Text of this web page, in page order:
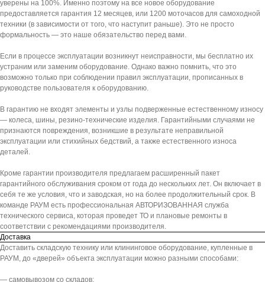
уверены на 100%. Именно поэтому на все новое оборудование
предоставляется гарантия 12 месяцев, или 1200 моточасов для самоходной
техники (в зависимости от того, что наступит раньше). Это не просто
формальность — это наше обязательство перед вами.
Если в процессе эксплуатации возникнут неисправности, мы бесплатно их
устраним или заменим оборудование. Однако важно помнить, что это
возможно только при соблюдении правил эксплуатации, прописанных в
руководстве пользователя к оборудованию.
В гарантию не входят элементы и узлы подверженные естественному износу
— колеса, шины, резино-технические изделия. Гарантийными случаями не
признаются повреждения, возникшие в результате неправильной
эксплуатации или стихийных бедствий, а также естественного износа
деталей.
Кроме гарантии производителя предлагаем расширенный пакет
гарантийного обслуживания сроком от года до нескольких лет. Он включает в
себя те же условия, что и заводская, но на более продолжительный срок. В
команде РАУМ есть профессиональная АВТОРИЗОВАННАЯ служба
технического сервиса, которая проведет ТО и плановые ремонты в
соответствии с рекомендациями производителя.
Доставка
Доставить складскую технику или клининговое оборудование, купленные в
РАУМ, до «дверей» объекта эксплуатации можно разными способами:
— самовывозом со складов: